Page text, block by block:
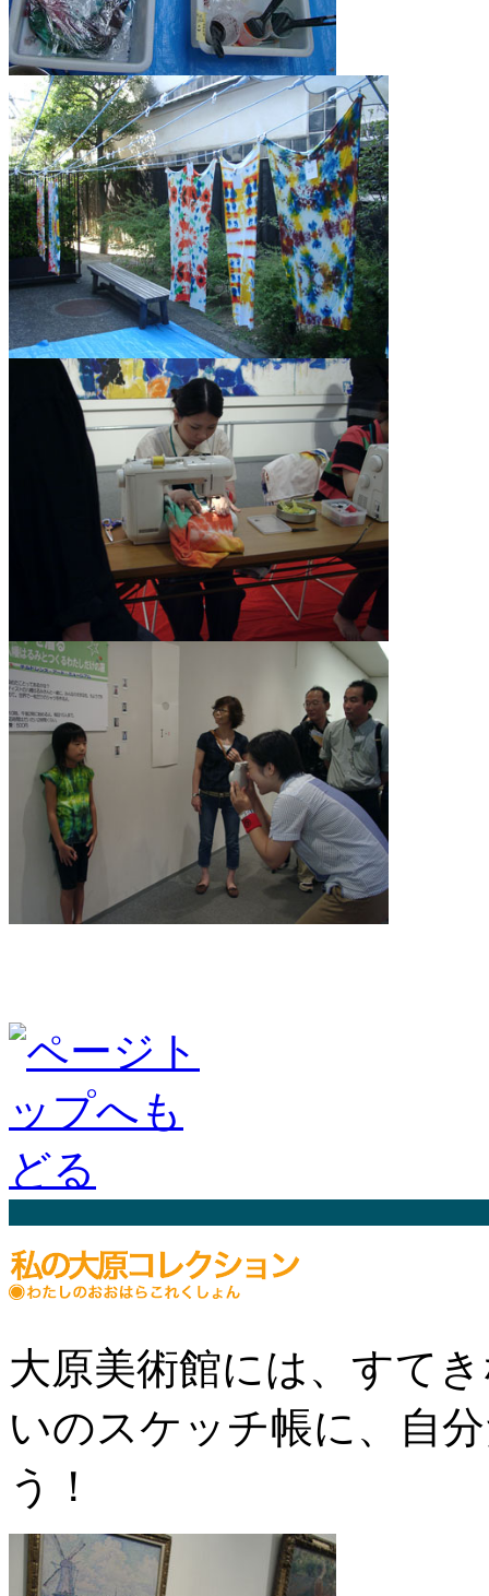
大原美術館には、すて
いのスケッチ帳に、自
う！